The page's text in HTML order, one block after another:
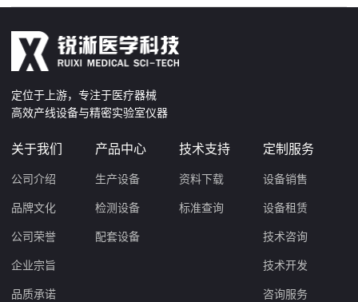
定位于上游，专注于医疗器械
高效产线设备与精密实验室仪器
关于我们
公司介绍
品牌文化
公司荣誉
企业宗旨
品质承诺
产品中心
生产设备
检测设备
配套设备
技术支持
资料下载
标准查询
定制服务
设备销售
设备租赁
技术咨询
技术开发
咨询服务